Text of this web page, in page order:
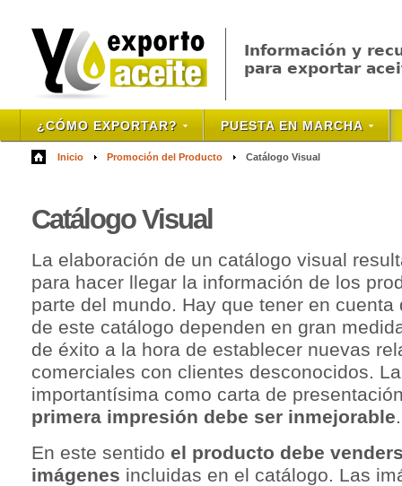
Información y
para exportar
¿CÓMO EXPORTAR? PUESTA EN MARCHA
Inicio Promoción del Producto Catálogo Visual
Catálogo Visual
La elaboración de un catálogo visual
para hacer llegar la información de los
parte del mundo. Hay que tener en cuenta
de este catálogo dependen en gran
de éxito a la hora de establecer nuevas
comerciales con clientes desconocidos.
importantísima como carta de
primera impresión debe ser inmejorable.
En este sentido el producto debe
imágenes incluidas en el catálogo. Las